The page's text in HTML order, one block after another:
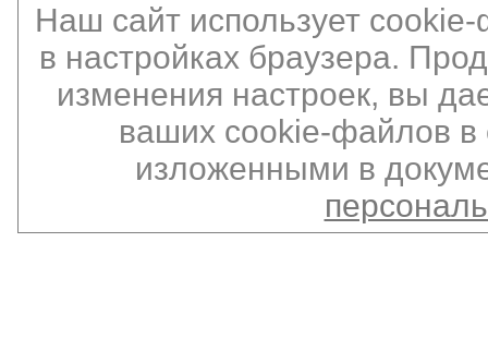
Наш сайт использует
в настройках браузера.
изменения настроек, вы
ваших cookie-файлов в
изложенными в